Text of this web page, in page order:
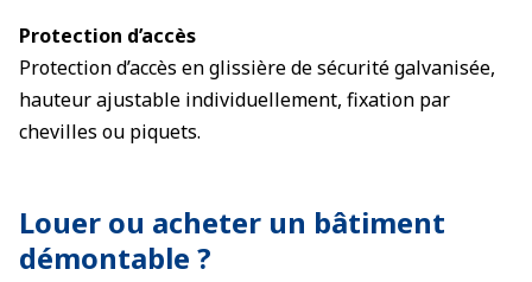
Protection d’accès
Protection d’accès en glissière de sécurité galvanisée,
hauteur ajustable individuellement, fixation par
chevilles ou piquets.
Louer ou acheter un bâtiment
démontable ?